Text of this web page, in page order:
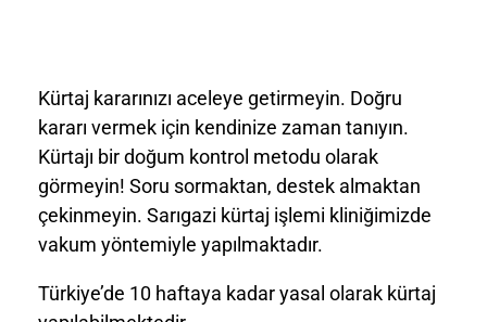
Kürtaj kararınızı aceleye getirmeyin. Doğru
kararı vermek için kendinize zaman tanıyın.
Kürtajı bir doğum kontrol metodu olarak
görmeyin! Soru sormaktan, destek almaktan
çekinmeyin. Sarıgazi kürtaj işlemi kliniğimizde
vakum yöntemiyle yapılmaktadır.
Türkiye’de 10 haftaya kadar yasal olarak kürtaj